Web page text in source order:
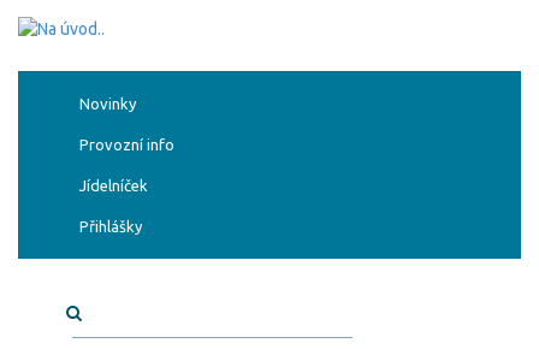
Novinky
Provozní info
Jídelníček
Přihlášky